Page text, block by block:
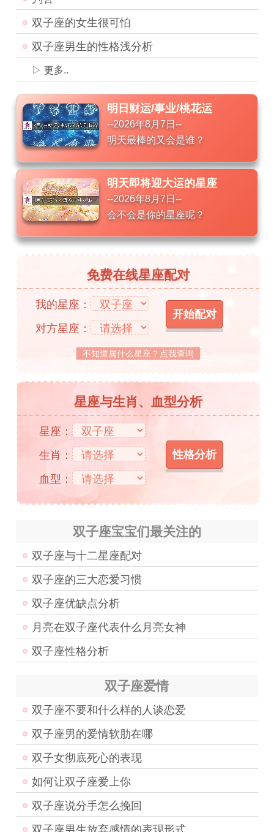
双子座的女生很可怕
双子座男生的性格浅分析
▷ 更多..
明日财运/事业/桃花运
--2026年8月7日--
明天最棒的又会是谁？
明天即将迎大运的星座
--2026年8月7日--
会不会是你的星座呢？
免费在线星座配对
我的星座：
对方星座：
不知道属什么星座？点我查询
星座与生肖、血型分析
星座：
生肖：
血型：
双子座宝宝们最关注的
双子座与十二星座配对
双子座的三大恋爱习惯
双子座优缺点分析
月亮在双子座代表什么月亮女神
双子座性格分析
双子座爱情
双子座不要和什么样的人谈恋爱
双子座男的爱情软肋在哪
双子女彻底死心的表现
如何让双子座爱上你
双子座说分手怎么挽回